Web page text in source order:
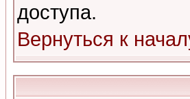
доступа.
Вернуться к